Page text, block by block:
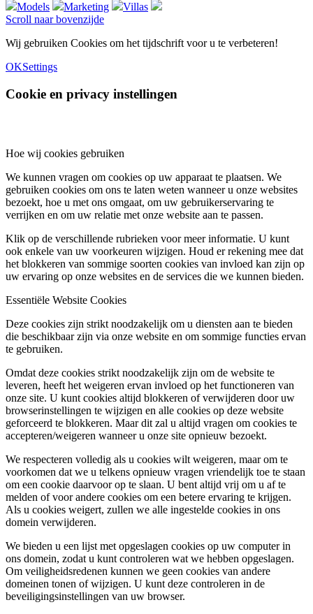
Models Marketing
Villas
Scroll naar bovenzijde
Wij gebruiken Cookies om het tijdschrift voor u te verbeteren!
OKSettings
Cookie en privacy instellingen
Hoe wij cookies gebruiken
We kunnen vragen om cookies op uw apparaat te plaatsen. We
gebruiken cookies om ons te laten weten wanneer u onze websites
bezoekt, hoe u met ons omgaat, om uw gebruikerservaring te
verrijken en om uw relatie met onze website aan te passen.
Klik op de verschillende rubrieken voor meer informatie. U kunt
ook enkele van uw voorkeuren wijzigen. Houd er rekening mee dat
het blokkeren van sommige soorten cookies van invloed kan zijn op
uw ervaring op onze websites en de services die we kunnen bieden.
Essentiële Website Cookies
Deze cookies zijn strikt noodzakelijk om u diensten aan te bieden
die beschikbaar zijn via onze website en om sommige functies ervan
te gebruiken.
Omdat deze cookies strikt noodzakelijk zijn om de website te
leveren, heeft het weigeren ervan invloed op het functioneren van
onze site. U kunt cookies altijd blokkeren of verwijderen door uw
browserinstellingen te wijzigen en alle cookies op deze website
geforceerd te blokkeren. Maar dit zal u altijd vragen om cookies te
accepteren/weigeren wanneer u onze site opnieuw bezoekt.
We respecteren volledig als u cookies wilt weigeren, maar om te
voorkomen dat we u telkens opnieuw vragen vriendelijk toe te staan
om een cookie daarvoor op te slaan. U bent altijd vrij om u af te
melden of voor andere cookies om een betere ervaring te krijgen.
Als u cookies weigert, zullen we alle ingestelde cookies in ons
domein verwijderen.
We bieden u een lijst met opgeslagen cookies op uw computer in
ons domein, zodat u kunt controleren wat we hebben opgeslagen.
Om veiligheidsredenen kunnen we geen cookies van andere
domeinen tonen of wijzigen. U kunt deze controleren in de
beveiligingsinstellingen van uw browser.